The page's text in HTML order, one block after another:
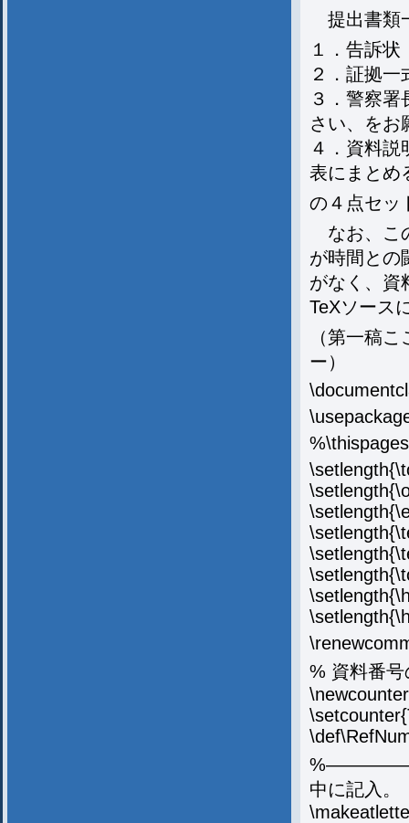
提出書類
１．告訴状
２．証拠
３．警察
さい、をお
４．資料
表にまとめ
の４点セッ
なお、こ
が時間との
がなく、資
TeXソース
（第一稿
ー）
% 資料番号
中に記入。